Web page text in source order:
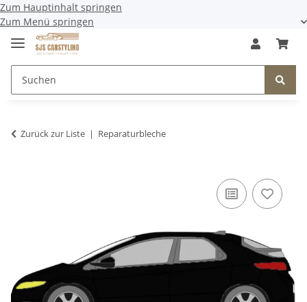
Zum Hauptinhalt springen
Zum Menü springen
Zurück zur Liste Reparaturbleche